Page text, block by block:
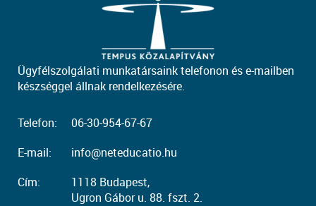
Ügyfélszolgálati munkatársaink telefonon és e-mailben
készséggel állnak rendelkezésére.
Telefon:
06-30-954-67-67
E-mail:
info@neteducatio.hu
Cím:
1118 Budapest,
Ugron Gábor u. 88. fszt. 2.